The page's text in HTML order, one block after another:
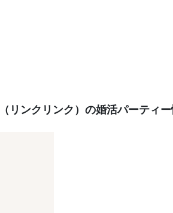
リンクリンク）の婚活パーティ